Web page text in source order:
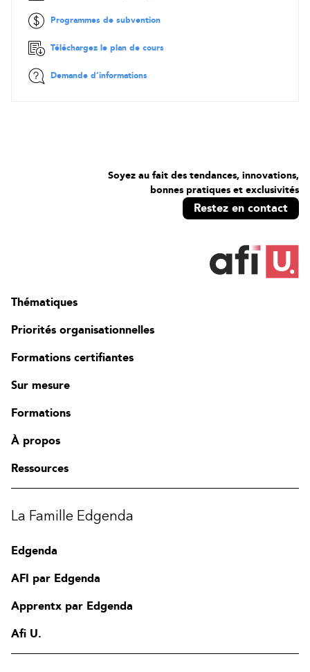
Programmes de subvention
Téléchargez le plan de cours
Demande d’informations
Soyez au fait des tendances, innovations,
bonnes pratiques et exclusivités
Restez en contact
Thématiques
Priorités organisationnelles
Formations certifiantes
Sur mesure
Formations
À propos
Ressources
La Famille Edgenda
Edgenda
AFI par Edgenda
Apprentx par Edgenda
Afi U.